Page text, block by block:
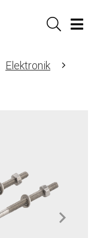
Sök
Elektronik